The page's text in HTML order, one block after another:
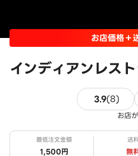
インディアンレス
お店価格＋
3.9(8)8件
お店
最低注文金額
1,500円
送
無